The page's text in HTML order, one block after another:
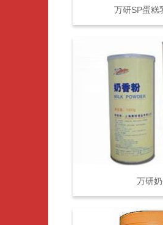
万研SP蛋糕
万研